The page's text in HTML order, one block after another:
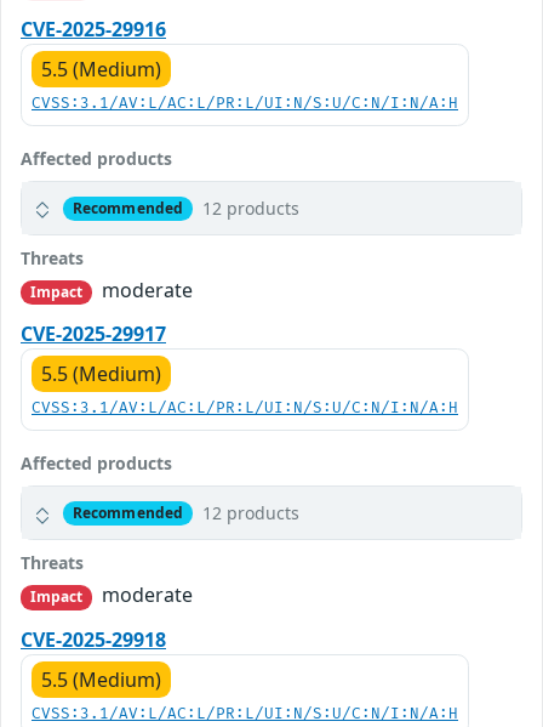
CVE-2025-29916
5.5 (Medium)
CVSS:3.1/AV:L/AC:L/PR:L/UI:N/S:U/C:N/I:N/A:H
Affected products
Recommended 12 products
Threats
Impact
moderate
CVE-2025-29917
5.5 (Medium)
CVSS:3.1/AV:L/AC:L/PR:L/UI:N/S:U/C:N/I:N/A:H
Affected products
Recommended 12 products
Threats
Impact
moderate
CVE-2025-29918
5.5 (Medium)
CVSS:3.1/AV:L/AC:L/PR:L/UI:N/S:U/C:N/I:N/A:H